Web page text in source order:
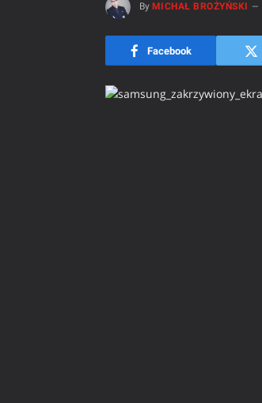
By MICHAŁ BROŻYŃSKI
Facebook